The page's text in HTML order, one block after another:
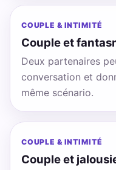
COUPLE & INTIMITÉ
Couple et
Deux partenaires
conversation et
même scénario.
COUPLE & INTIMITÉ
Couple et